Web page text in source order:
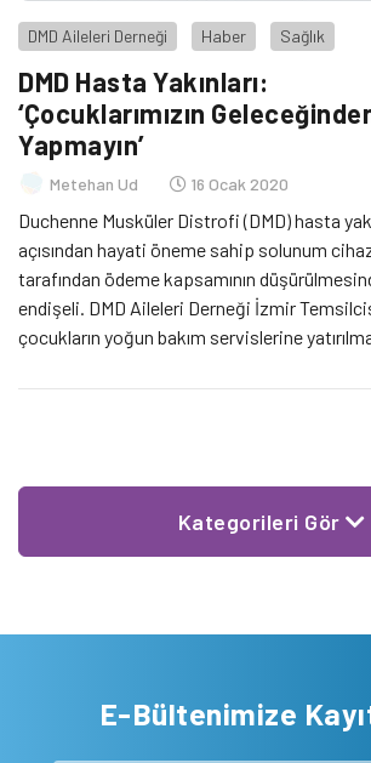
DMD Aileleri Derneği Haber Sağlık
DMD Hasta Yakınları:
‘Çocuklarımızın
Yapmayın’
Metehan Ud 16 Ocak 2020
Duchenne Musküler Distrofi (DMD) hasta
açısından hayati öneme sahip solunum
tarafından ödeme kapsamının
endişeli. DMD Aileleri Derneği İzmir
çocukların yoğun bakım servislerine
değiniyor.
Kategorileri Gör
E-Bültenimize